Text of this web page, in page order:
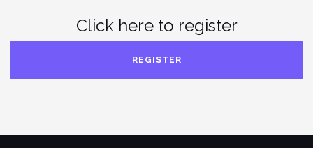
Click here to register
REGISTER